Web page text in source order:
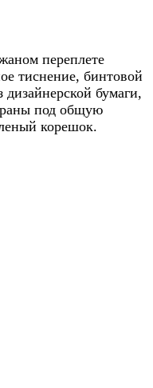
переплете
тиснение, бинтовой
бумаги,
под общую
корешок.